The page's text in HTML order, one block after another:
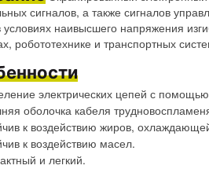
сигналов, а также сигналов
условиях наивысшего напряжения
робототехнике и транспортных
электрических цепей с
оболочка кабеля
к воздействию жиров,
к воздействию масел.
и легкий.